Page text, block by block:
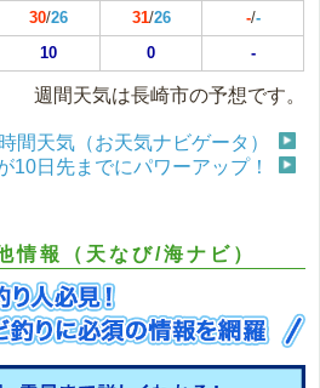
30/26 31/26 -/-
10 0 -
週間天気は長崎市の予想です。
間天気（お天気ナビゲータ）
10日先までにパワーアップ！
情報（天なび/海ナビ）